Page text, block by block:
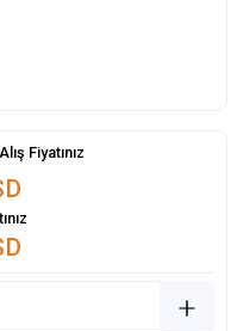
Fiyatınız